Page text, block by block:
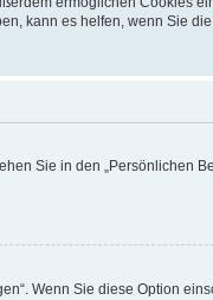
kann es helfen, wenn Sie
Sie in den „Persönlichen
Wenn Sie diese Option